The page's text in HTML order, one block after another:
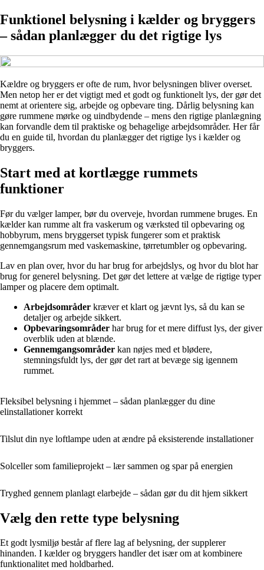
Funktionel belysning i kælder og bryggers
– sådan planlægger du det rigtige lys
Kældre og bryggers er ofte de rum, hvor belysningen bliver overset.
Men netop her er det vigtigt med et godt og funktionelt lys, der gør det
nemt at orientere sig, arbejde og opbevare ting. Dårlig belysning kan
gøre rummene mørke og uindbydende – mens den rigtige planlægning
kan forvandle dem til praktiske og behagelige arbejdsområder. Her får
du en guide til, hvordan du planlægger det rigtige lys i kælder og
bryggers.
Start med at kortlægge rummets
funktioner
Før du vælger lamper, bør du overveje, hvordan rummene bruges. En
kælder kan rumme alt fra vaskerum og værksted til opbevaring og
hobbyrum, mens bryggerset typisk fungerer som et praktisk
gennemgangsrum med vaskemaskine, tørretumbler og opbevaring.
Lav en plan over, hvor du har brug for arbejdslys, og hvor du blot har
brug for generel belysning. Det gør det lettere at vælge de rigtige typer
lamper og placere dem optimalt.
Arbejdsområder kræver et klart og jævnt lys, så du kan se
detaljer og arbejde sikkert.
Opbevaringsområder har brug for et mere diffust lys, der giver
overblik uden at blænde.
Gennemgangsområder kan nøjes med et blødere,
stemningsfuldt lys, der gør det rart at bevæge sig igennem
rummet.
Fleksibel belysning i hjemmet – sådan planlægger du dine
elinstallationer korrekt
Tilslut din nye loftlampe uden at ændre på eksisterende installationer
Solceller som familieprojekt – lær sammen og spar på energien
Tryghed gennem planlagt elarbejde – sådan gør du dit hjem sikkert
Vælg den rette type belysning
Et godt lysmiljø består af flere lag af belysning, der supplerer
hinanden. I kælder og bryggers handler det især om at kombinere
funktionalitet med holdbarhed.